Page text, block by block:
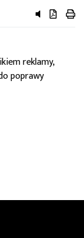
przycisk
reklamy,
poprawy